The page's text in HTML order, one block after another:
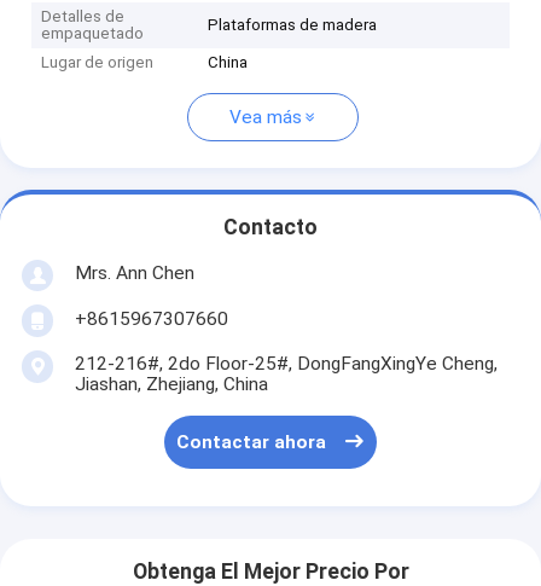
Detalles de
empaquetado
Plataformas de madera
Lugar de origen China
Vea más
Contacto
Mrs. Ann Chen
+8615967307660
212-216#, 2do Floor-25#, DongFangXingYe Cheng,
Jiashan, Zhejiang, China
Contactar ahora
Obtenga El Mejor Precio Por